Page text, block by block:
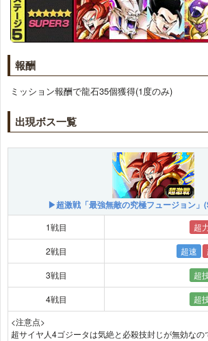
報酬
ミッション報酬で龍石35個獲得(1度のみ)
出現ボス一覧
▶超激戦「最強無敵の究極フュージョン」
1戦目 超
2戦目 超速
3戦目 超
4戦目
超
<注意点>
超サイヤ人4ゴジータは気絶と必殺技封じが無効なの